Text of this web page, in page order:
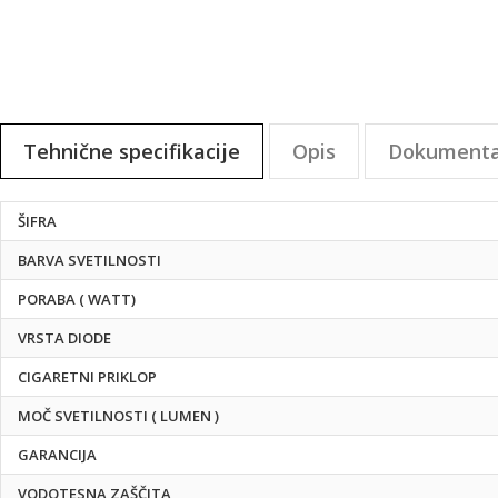
Tehnične specifikacije
Tehnične
specifikacije
ŠIFRA
BARVA SVETILNOSTI
PORABA ( WATT)
VRSTA DIODE
CIGARETNI PRIKLOP
MOČ SVETILNOSTI ( LUMEN )
GARANCIJA
VODOTESNA ZAŠČITA
Opis